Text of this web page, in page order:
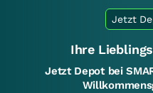
Jetzt
Ihre
Jetzt Depot bei